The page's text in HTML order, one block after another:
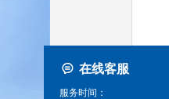
在线客服
服务时间：